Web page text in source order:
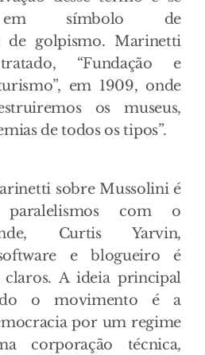
em símbolo de
de golpismo. Marinetti
“Fundação e
em 1909, onde
os museus,
de todos os tipos”.
sobre Mussolini é
com o
Curtis Yarvin,
e blogueiro é
claros. A ideia principal
o movimento é a
por um regime
corporação técnica,